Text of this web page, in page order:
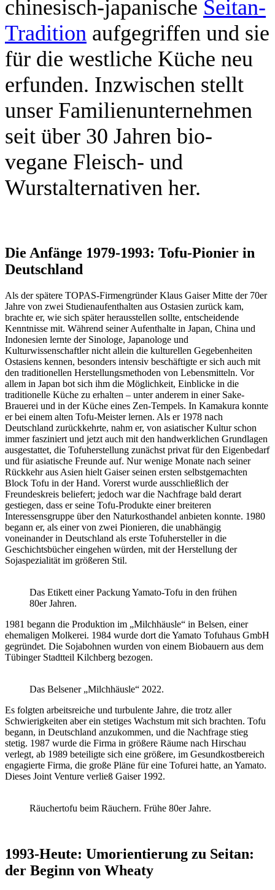
chinesisch-japanische Seitan-
Tradition aufgegriffen und sie
für die westliche Küche neu
erfunden. Inzwischen stellt
unser Familienunternehmen
seit über 30 Jahren bio-
vegane Fleisch- und
Wurstalternativen her.
Die Anfänge 1979-1993: Tofu-Pionier in
Deutschland
Als der spätere TOPAS-Firmengründer Klaus Gaiser Mitte der 70er
Jahre von zwei Studienaufenthalten aus Ostasien zurück kam,
brachte er, wie sich später herausstellen sollte, entscheidende
Kenntnisse mit. Während seiner Aufenthalte in Japan, China und
Indonesien lernte der Sinologe, Japanologe und
Kulturwissenschaftler nicht allein die kulturellen Gegebenheiten
Ostasiens kennen, besonders intensiv beschäftigte er sich auch mit
den traditionellen Herstellungsmethoden von Lebensmitteln. Vor
allem in Japan bot sich ihm die Möglichkeit, Einblicke in die
traditionelle Küche zu erhalten – unter anderem in einer Sake-
Brauerei und in der Küche eines Zen-Tempels. In Kamakura konnte
er bei einem alten Tofu-Meister lernen. Als er 1978 nach
Deutschland zurückkehrte, nahm er, von asiatischer Kultur schon
immer fasziniert und jetzt auch mit den handwerklichen Grundlagen
ausgestattet, die Tofuherstellung zunächst privat für den Eigenbedarf
und für asiatische Freunde auf. Nur wenige Monate nach seiner
Rückkehr aus Asien hielt Gaiser seinen ersten selbstgemachten
Block Tofu in der Hand. Vorerst wurde ausschließlich der
Freundeskreis beliefert; jedoch war die Nachfrage bald derart
gestiegen, dass er seine Tofu-Produkte einer breiteren
Interessensgruppe über den Naturkosthandel anbieten konnte. 1980
begann er, als einer von zwei Pionieren, die unabhängig
voneinander in Deutschland als erste Tofuhersteller in die
Geschichtsbücher eingehen würden, mit der Herstellung der
Sojaspezialität im größeren Stil.
Das Etikett einer Packung Yamato-Tofu in den frühen
80er Jahren.
1981 begann die Produktion im „Milchhäusle“ in Belsen, einer
ehemaligen Molkerei. 1984 wurde dort die Yamato Tofuhaus GmbH
gegründet. Die Sojabohnen wurden von einem Biobauern aus dem
Tübinger Stadtteil Kilchberg bezogen.
Das Belsener „Milchhäusle“ 2022.
Es folgten arbeitsreiche und turbulente Jahre, die trotz aller
Schwierigkeiten aber ein stetiges Wachstum mit sich brachten. Tofu
begann, in Deutschland anzukommen, und die Nachfrage stieg
stetig. 1987 wurde die Firma in größere Räume nach Hirschau
verlegt, ab 1989 beteiligte sich eine größere, im Gesundkostbereich
engagierte Firma, die große Pläne für eine Tofurei hatte, an Yamato.
Dieses Joint Venture verließ Gaiser 1992.
Räuchertofu beim Räuchern. Frühe 80er Jahre.
1993-Heute: Umorientierung zu Seitan:
der Beginn von Wheaty